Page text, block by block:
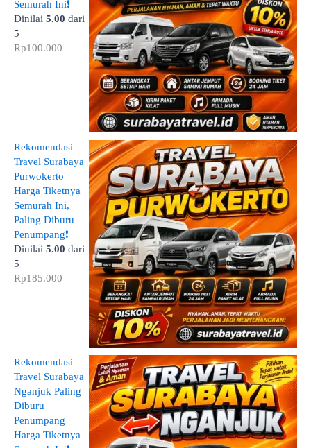
Semurah Ini❗
Dinilai 5.00 dari
5
Rp100.000
Rekomendasi
Travel Surabaya
Purwokerto
Harga Tiketnya
Semurah Ini,
Paling Diburu
Penumpang❗
Dinilai 5.00 dari
5
Rp185.000
Rekomendasi
Travel Surabaya
Nganjuk Paling
Diburu
Penumpang
Harga Tiketnya